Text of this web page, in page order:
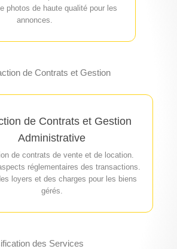
photos de haute qualité pour les
annonces.
de Contrats et Gestion
de Contrats et Gestion
Administrative
de contrats de vente et de location.
réglementaires des transactions.
loyers et des charges pour les biens
gérés.
des Services